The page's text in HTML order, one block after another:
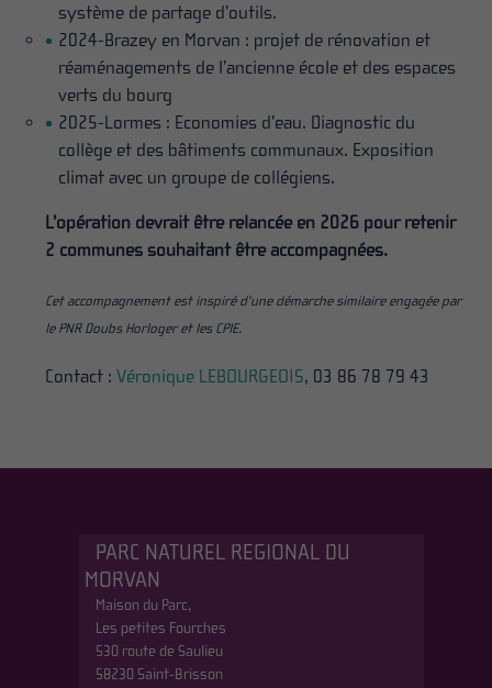
système de partage d’outils.
2024-Brazey en Morvan : projet de rénovation et
réaménagements de l’ancienne école et des espaces
verts du bourg
2025-Lormes : Economies d’eau. Diagnostic du
collège et des bâtiments communaux. Exposition
climat avec un groupe de collégiens.
L’opération devrait être relancée en 2026 pour retenir
2 communes souhaitant être accompagnées.
Cet accompagnement est inspiré d’une démarche similaire engagée par
le PNR Doubs Horloger et les CPIE.
Contact :Véronique LEBOURGEOIS, 03 86 78 79 43
PARC NATUREL REGIONAL DU
MORVAN
Maison du Parc,
Les petites Fourches
530 route de Saulieu
58230 Saint-Brisson